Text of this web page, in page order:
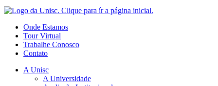
Onde Estamos
Tour Virtual
Trabalhe Conosco
Contato
A Unisc
A Universidade